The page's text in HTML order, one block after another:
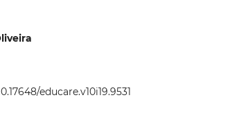
educare.v10i19.9531